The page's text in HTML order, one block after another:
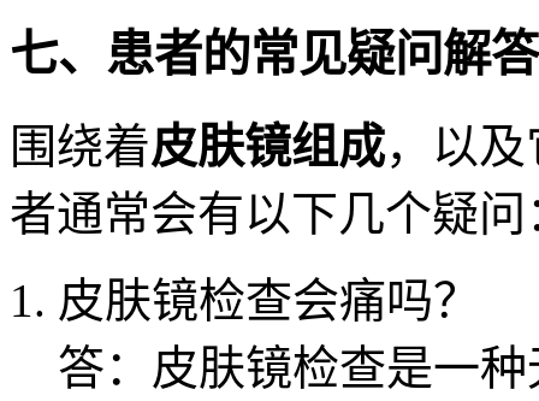
七、患者的常见疑问解答
围绕着皮肤镜组成，以
者通常会有以下几个疑问
皮肤镜检查会痛吗？
答：皮肤镜检查是一